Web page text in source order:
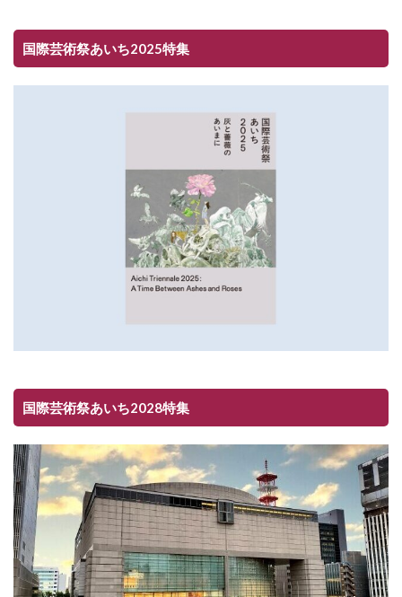
国際芸術祭あいち2025特集
国際芸術祭あいち2028特集